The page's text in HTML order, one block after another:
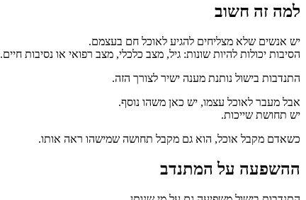
למה זה חשוב
יש אנשים שלא מצליחים להגיע לאוכל חם בעצמם.
הסיבות יכולות להיות שונות: גיל, מצב כלכלי, מצב רפואי או נסיבות חיים.
התנדבות בישול נותנת מענה ישיר לצורך הזה.
אבל מעבר לאוכל עצמו, יש כאן משהו נוסף.
יש תחושת שייכות.
כשאדם מקבל אוכל, הוא גם מקבל תחושה שמישהו ראה אותו.
ההשפעה על המתנדב